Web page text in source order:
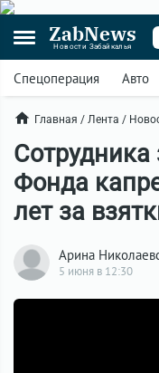
ZabNews
Новости Забайкалья
Спецоперация Авто
Главная / Лента /
Сотрудника
Фонда
лет за
Арина
5 июня в 12:30